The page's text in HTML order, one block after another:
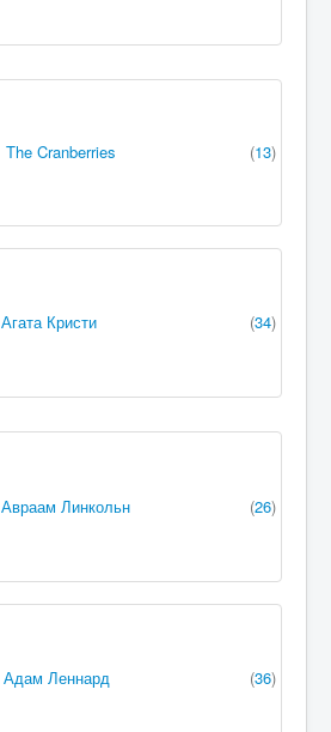
The Cranberries (13)
Агата Кристи (34)
Авраам Линкольн (26)
Адам Леннард (36)